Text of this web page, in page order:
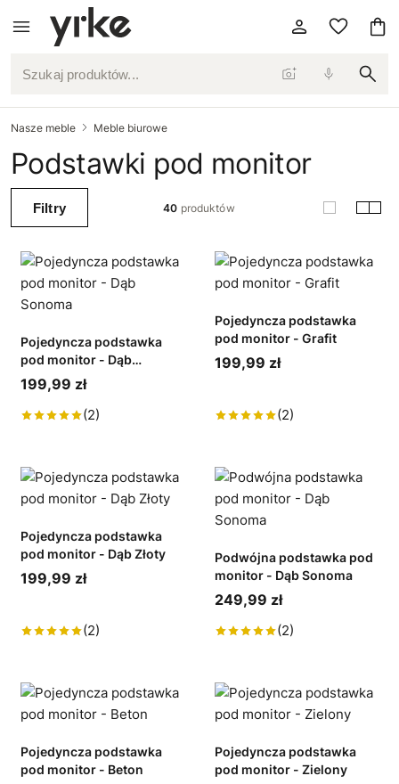
Szukaj produktów...
Nasze meble Meble biurowe
Podstawki pod monitor
Filtry 40 produktów
Pojedyncza podstawka
pod monitor - Dąb
Sonoma
199,99 zł
(2)
Pojedyncza podstawka
pod monitor - Grafit
199,99 zł
(2)
Pojedyncza podstawka
pod monitor - Dąb Złoty
199,99 zł
(2)
Podwójna podstawka pod
monitor - Dąb Sonoma
249,99 zł
(2)
Pojedyncza podstawka
pod monitor - Beton
Pojedyncza podstawka
pod monitor - Zielony